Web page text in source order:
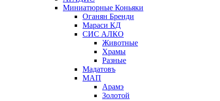
Миниатюрные Коньяки
Оганян Бренди
Мараси КД
СИС АЛКО
Животные
Храмы
Разные
Мадатовъ
МАП
Арамэ
Золотой